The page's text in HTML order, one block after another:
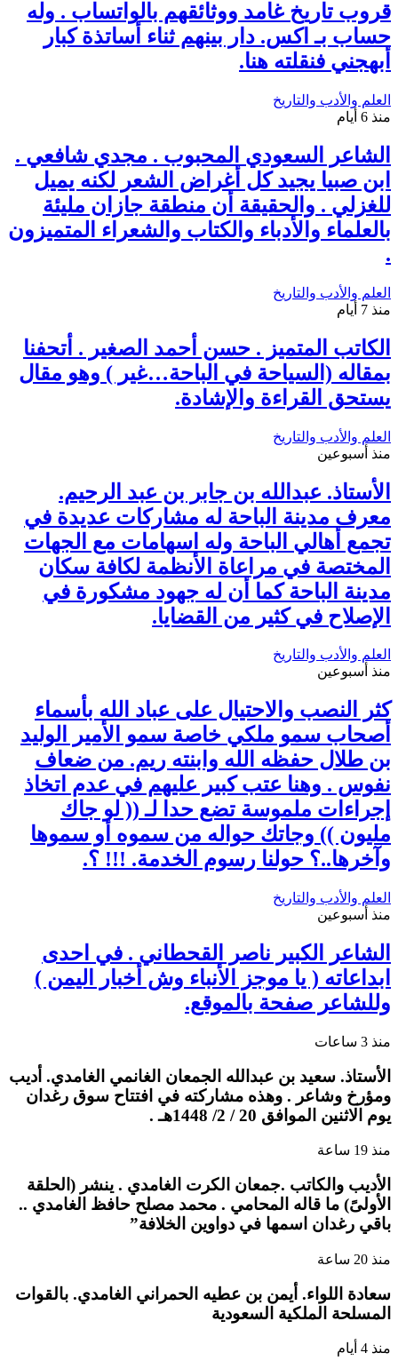
قروب تاريخ غامد ووثائقهم بالواتساب . وله
حساب بـ اكس. دار بينهم ثناء أساتذة كبار
أبهجني فنقلته هنا.
العلم والأدب والتاريخ
منذ 6 أيام
الشاعر السعودي المحبوب . مجدي شافعي .
ابن صبيا يجيد كل أغراض الشعر لكنه يميل
للغزلي . والحقيقة أن منطقة جازان مليئة
بالعلماء والأدباء والكتاب والشعراء المتميزون
.
العلم والأدب والتاريخ
منذ 7 أيام
الكاتب المتميز . حسن أحمد الصغير . أتحفنا
بمقاله (السياحة في الباحة…غير ) وهو مقال
يستحق القراءة والإشادة.
العلم والأدب والتاريخ
منذ أسبوعين
الأستاذ. عبدالله بن جابر بن عبد الرحيم.
معرف مدينة الباحة له مشاركات عديدة في
تجمع أهالي الباحة وله اسهامات مع الجهات
المختصة في مراعاة الأنظمة لكافة سكان
مدينة الباحة كما أن له جهود مشكورة في
الإصلاح في كثير من القضايا.
العلم والأدب والتاريخ
منذ أسبوعين
كثر النصب والاحتيال على عباد الله بأسماء
أصحاب سمو ملكي خاصة سمو الأمير الوليد
بن طلال حفظه الله وابنته ريم. من ضعاف
نفوس . وهنا عتب كبير عليهم في عدم اتخاذ
إجراءات ملموسة تضع حدا لـ (( لو جاك
مليون )) وجاتك حواله من سموه أو سموها
وآخرها..؟ حولنا رسوم الخدمة. !!! ؟.
العلم والأدب والتاريخ
منذ أسبوعين
الشاعر الكبير ناصر القحطاني . في احدى
ابداعاته ( يا موجز الأنباء وش أخبار اليمن )
وللشاعر صفحة بالموقع.
منذ 3 ساعات
الأستاذ. سعيد بن عبدالله الجمعان الغانمي الغامدي. أديب
ومؤرخ وشاعر . وهذه مشاركته في افتتاح سوق رغدان
يوم الاثنين الموافق 20 / 2/ 1448هـ .
منذ 19 ساعة
الأديب والكاتب .جمعان الكرت الغامدي . ينشر (الحلقة
الأولىً) ما قاله المحامي . محمد مصلح حافظ الغامدي ..
باقي رغدان اسمها في دواوين الخلافة”
منذ 20 ساعة
سعادة اللواء. أيمن بن عطيه الحمراني الغامدي. بالقوات
المسلحة الملكية السعودية
منذ 4 أيام